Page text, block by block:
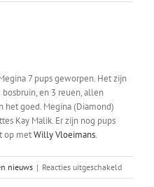
7 pups geworpen. Het zijn
en 3 reuen, allen
het goed. Megina (Diamond)
Kay Malik. Er zijn nog pups
op metWilly Vloeimans.
nieuws | Reacties uitgeschakeldvoor
Megina’s